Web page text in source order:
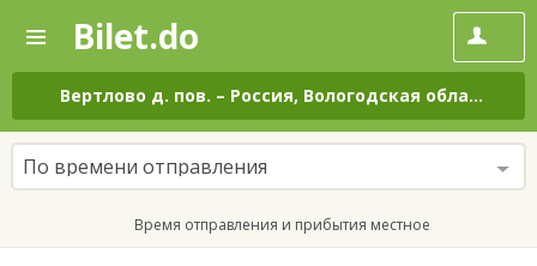
—
Поиск
и
покупка
билетов
на
автобус
онлайн
Bilet.do
Вертлово д. пов. – Россия, Вологодская область, 19-220ОПМЗ19Н-105 трасса
По времени отправления
Время отправления и прибытия местное